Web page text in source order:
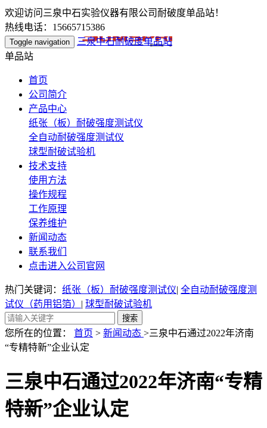
欢迎访问三泉中石实验仪器有限公司耐破度单品站！
热线电话：15665715386
Toggle navigation
三泉中石耐破度单品站
单品站
首页
公司简介
产品中心
纸张（板）耐破强度测试仪
全自动耐破强度测试仪
球型耐破试验机
技术支持
使用方法
操作规程
工作原理
保养维护
新闻动态
联系我们
点击进入公司官网
热门关键词： 纸张（板）耐破强度测试仪| 全自动耐破强度测
试仪（药用铝箔） | 球型耐破试验机
您所在的位置： 首页 > 新闻动态 >三泉中石通过2022年济南
“专精特新”企业认定
三泉中石通过2022年济南“专精
特新”企业认定